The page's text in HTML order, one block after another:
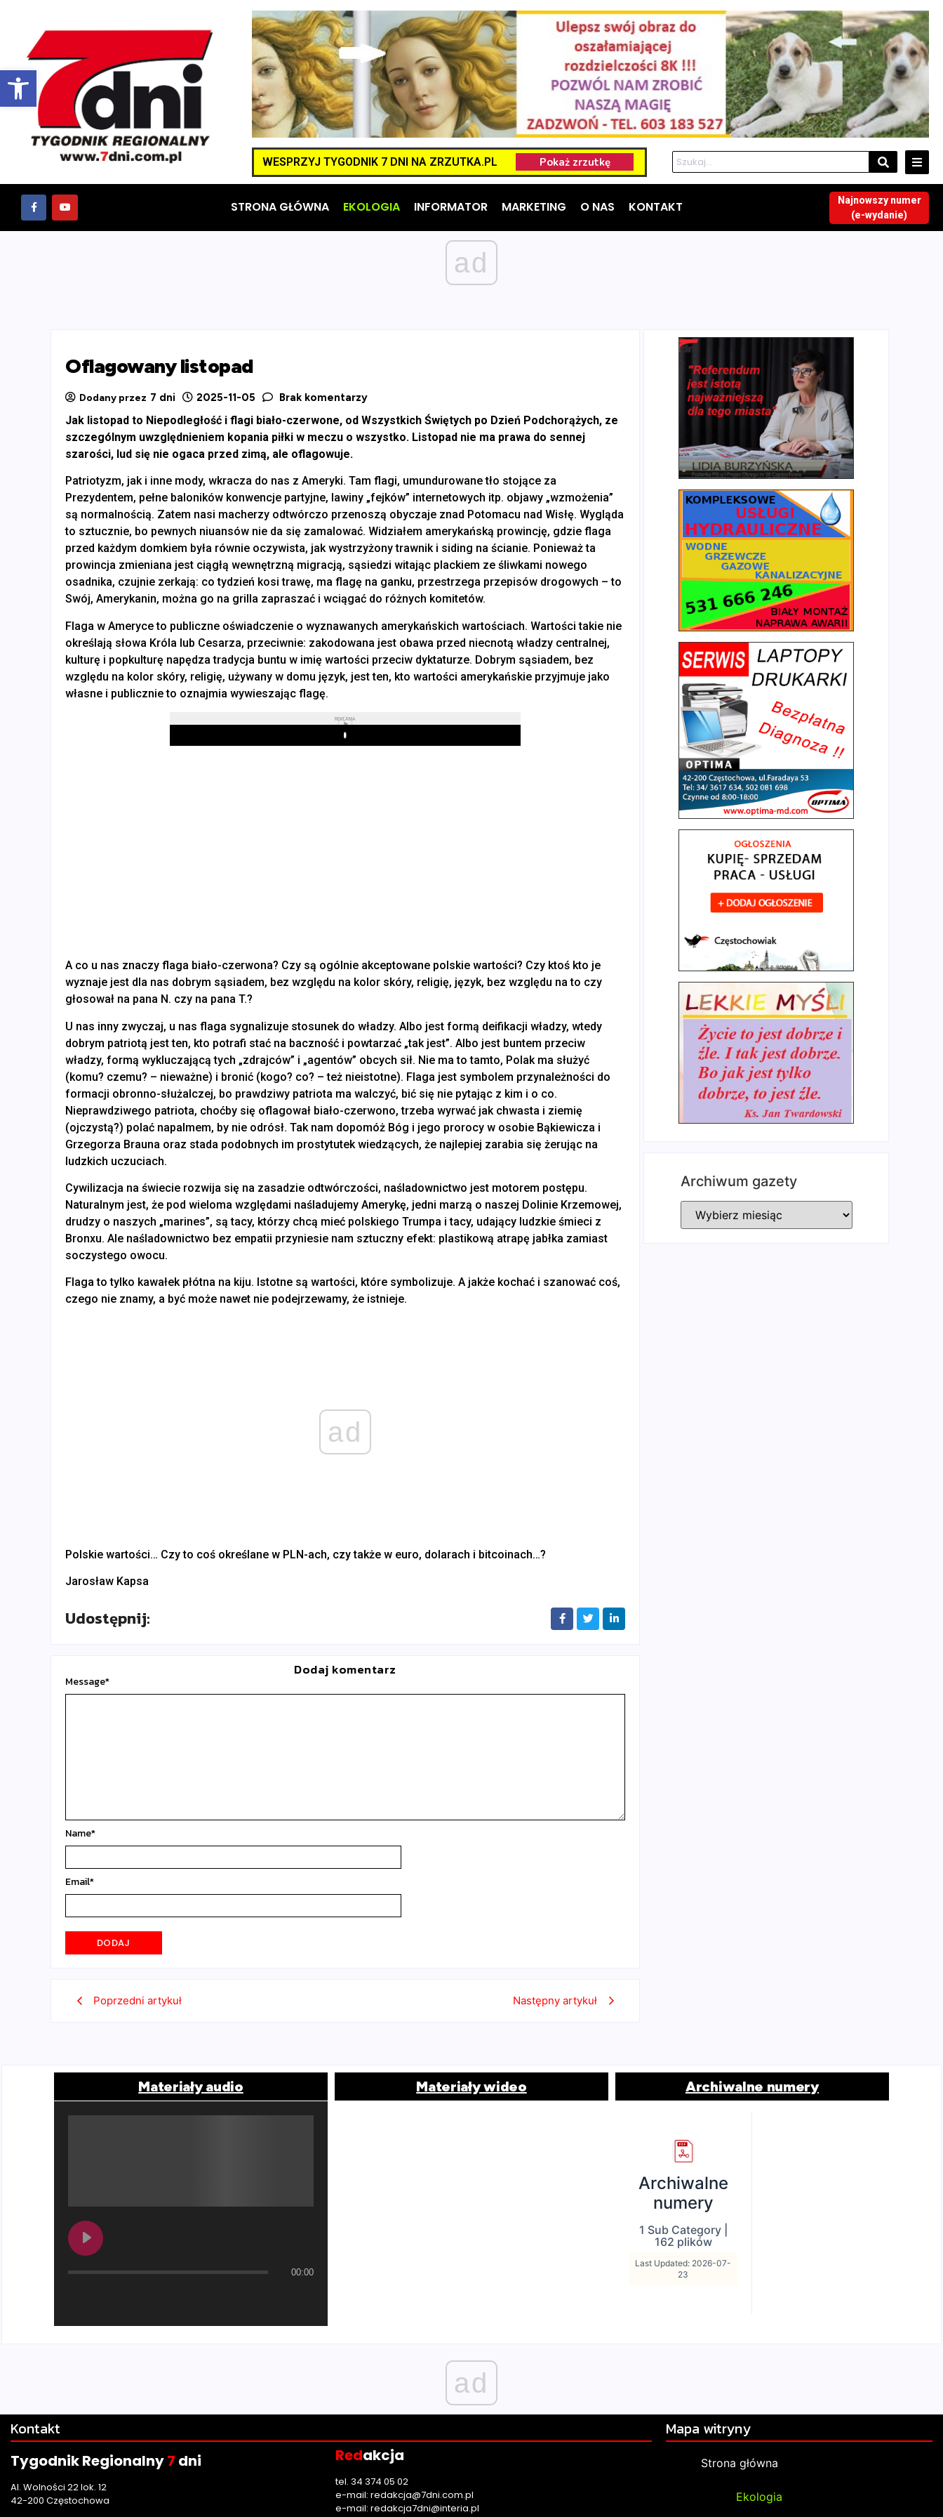
Otwórz pasek narzędzi
WESPRZYJ TYGODNIK 7 DNI NA ZRZUTKA.PL
STRONA GŁÓWNA EKOLOGIA INFORMATOR MARKETING O NAS KONTAKT
Najnowszy numer
(e-wydanie)
ad
Oflagowany listopad
Dodany przez 7 dni 2025-11-05 Brak komentarzy
Jak listopad to Niepodległość i flagi biało-czerwone, od Wszystkich Świętych po Dzień Podchorążych, ze
szczególnym uwzględnieniem kopania piłki w meczu o wszystko. Listopad nie ma prawa do sennej
szarości, lud się nie ogaca przed zimą, ale oflagowuje.
Patriotyzm, jak i inne mody, wkracza do nas z Ameryki. Tam flagi, umundurowane tło stojące za
Prezydentem, pełne baloników konwencje partyjne, lawiny „fejków” internetowych itp. objawy „wzmożenia”
są normalnością. Zatem nasi macherzy odtwórczo przenoszą obyczaje znad Potomacu nad Wisłę. Wygląda
to sztucznie, bo pewnych niuansów nie da się zamalować. Widziałem amerykańską prowincję, gdzie flaga
przed każdym domkiem była równie oczywista, jak wystrzyżony trawnik i siding na ścianie. Ponieważ ta
prowincja zmieniana jest ciągłą wewnętrzną migracją, sąsiedzi witając plackiem ze śliwkami nowego
osadnika, czujnie zerkają: co tydzień kosi trawę, ma flagę na ganku, przestrzega przepisów drogowych – to
Swój, Amerykanin, można go na grilla zapraszać i wciągać do różnych komitetów.
Flaga w Ameryce to publiczne oświadczenie o wyznawanych amerykańskich wartościach. Wartości takie nie
określają słowa Króla lub Cesarza, przeciwnie: zakodowana jest obawa przed niecnotą władzy centralnej,
kulturę i popkulturę napędza tradycja buntu w imię wartości przeciw dyktaturze. Dobrym sąsiadem, bez
względu na kolor skóry, religię, używany w domu język, jest ten, kto wartości amerykańskie przyjmuje jako
własne i publicznie to oznajmia wywieszając flagę.
REKLAMA
Play
A co u nas znaczy flaga biało-czerwona? Czy są ogólnie akceptowane polskie wartości? Czy ktoś kto je
wyznaje jest dla nas dobrym sąsiadem, bez względu na kolor skóry, religię, język, bez względu na to czy
głosował na pana N. czy na pana T.?
U nas inny zwyczaj, u nas flaga sygnalizuje stosunek do władzy. Albo jest formą deifikacji władzy, wtedy
dobrym patriotą jest ten, kto potrafi stać na baczność i powtarzać „tak jest”. Albo jest buntem przeciw
władzy, formą wykluczającą tych „zdrajców” i „agentów” obcych sił. Nie ma to tamto, Polak ma służyć
(komu? czemu? – nieważne) i bronić (kogo? co? – też nieistotne). Flaga jest symbolem przynależności do
formacji obronno-służalczej, bo prawdziwy patriota ma walczyć, bić się nie pytając z kim i o co.
Nieprawdziwego patriota, choćby się oflagował biało-czerwono, trzeba wyrwać jak chwasta i ziemię
(ojczystą?) polać napalmem, by nie odrósł. Tak nam dopomóż Bóg i jego prorocy w osobie Bąkiewicza i
Grzegorza Brauna oraz stada podobnych im prostytutek wiedzących, że najlepiej zarabia się żerując na
ludzkich uczuciach.
Cywilizacja na świecie rozwija się na zasadzie odtwórczości, naśladownictwo jest motorem postępu.
Naturalnym jest, że pod wieloma względami naśladujemy Amerykę, jedni marzą o naszej Dolinie Krzemowej,
drudzy o naszych „marines”, są tacy, którzy chcą mieć polskiego Trumpa i tacy, udający ludzkie śmieci z
Bronxu. Ale naśladownictwo bez empatii przyniesie nam sztuczny efekt: plastikową atrapę jabłka zamiast
soczystego owocu.
Flaga to tylko kawałek płótna na kiju. Istotne są wartości, które symbolizuje. A jakże kochać i szanować coś,
czego nie znamy, a być może nawet nie podejrzewamy, że istnieje.
ad
Polskie wartości… Czy to coś określane w PLN-ach, czy także w euro, dolarach i bitcoinach…?
Jarosław Kapsa
Udostępnij:
Dodaj komentarz
Message*
Name*
Email*
Poprzedni artykuł Następny artykuł
Archiwum gazety
Materiały audio
00:00
Materiały wideo Archiwalne numery
Archiwalne
numery
1 Sub Category
162 plików
Last Updated: 2026-07-
23
ad
Kontakt
Tygodnik Regionalny7 dni
Al. Wolności 22 lok. 12
42-200 Częstochowa
Redakcja
tel. 34 374 05 02
e-mail:redakcja@7dni.com.pl
e-mail:redakcja7dni@interia.pl
Mapa witryny
Strona główna
Ekologia